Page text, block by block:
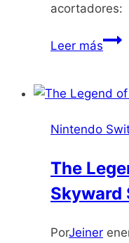
acortadores:
Leer más9
Nintendo
The
Skyward
PorJeiner